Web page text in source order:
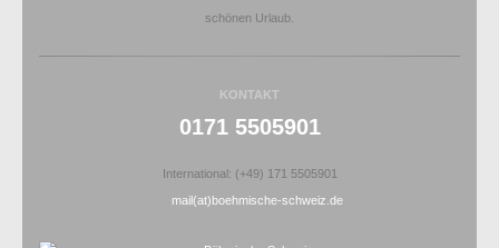
schönen Urlaub.
KONTAKT
0171 5505901
International: (+49) 171 5505901
mail(at)boehmische-schweiz.de